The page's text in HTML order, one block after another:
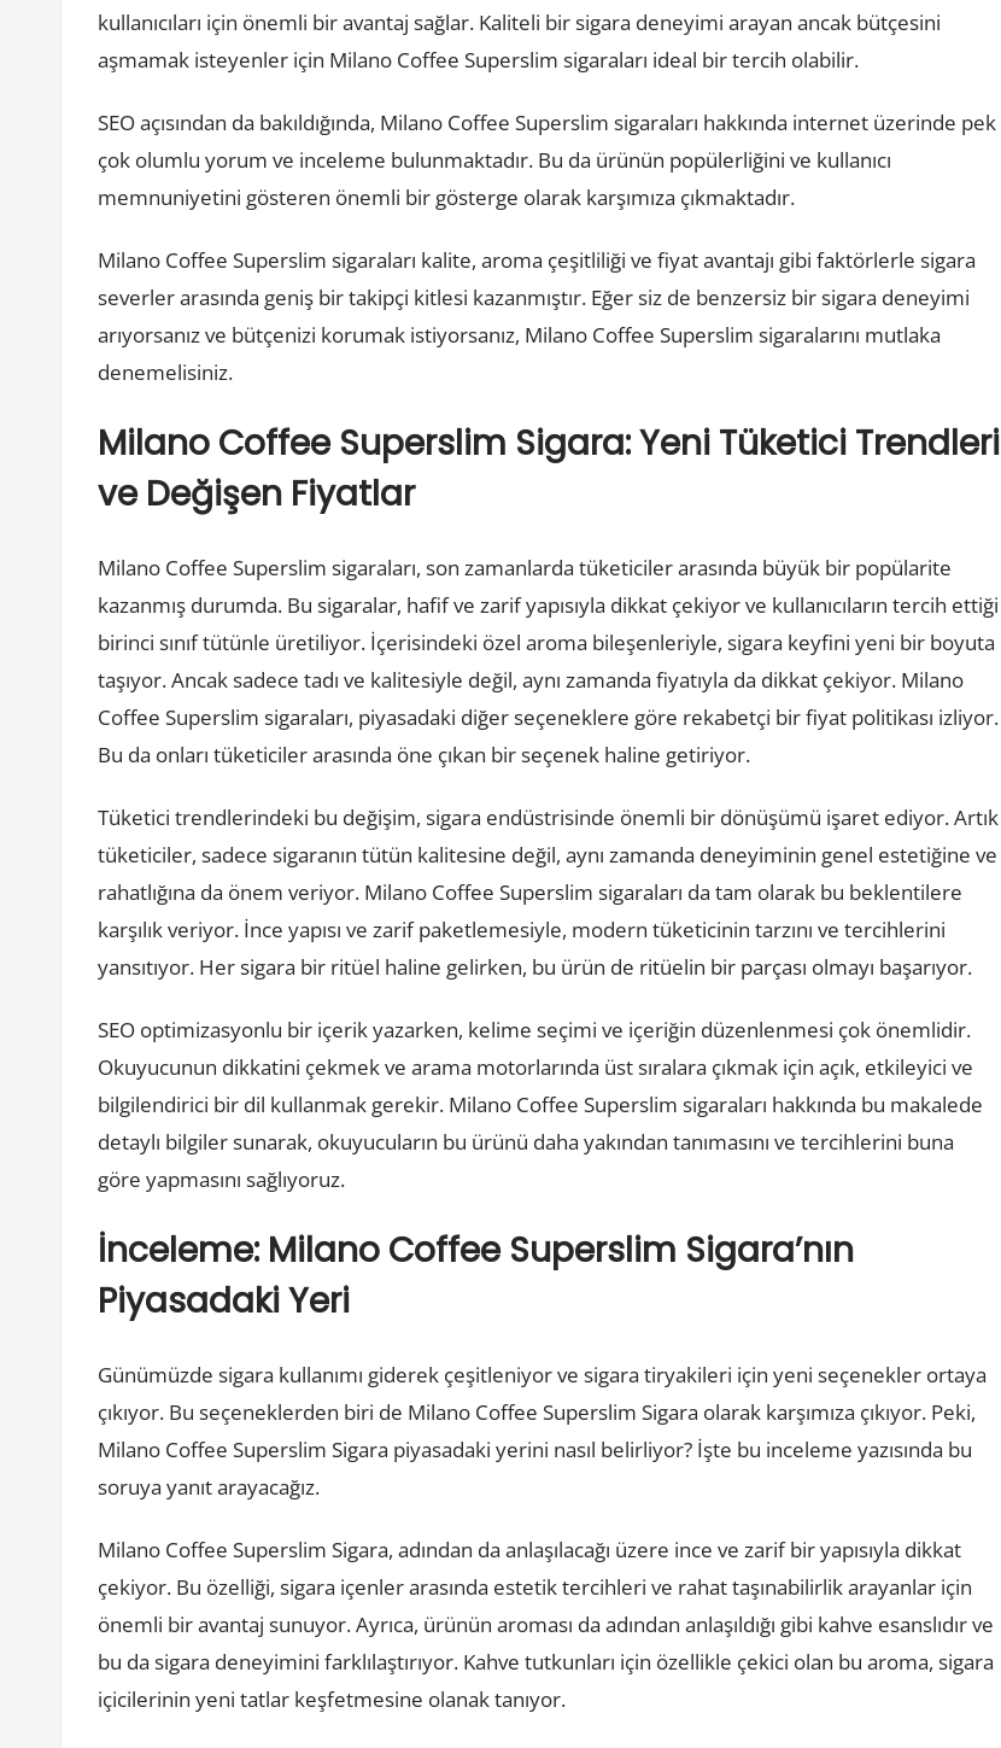
kullanıcıları için önemli bir avantaj sağlar. Kaliteli bir sigara deneyimi arayan ancak bütçesini
aşmamak isteyenler için Milano Coffee Superslim sigaraları ideal bir tercih olabilir.
SEO açısından da bakıldığında, Milano Coffee Superslim sigaraları hakkında internet üzerinde pek
çok olumlu yorum ve inceleme bulunmaktadır. Bu da ürünün popülerliğini ve kullanıcı
memnuniyetini gösteren önemli bir gösterge olarak karşımıza çıkmaktadır.
Milano Coffee Superslim sigaraları kalite, aroma çeşitliliği ve fiyat avantajı gibi faktörlerle sigara
severler arasında geniş bir takipçi kitlesi kazanmıştır. Eğer siz de benzersiz bir sigara deneyimi
arıyorsanız ve bütçenizi korumak istiyorsanız, Milano Coffee Superslim sigaralarını mutlaka
denemelisiniz.
Milano Coffee Superslim Sigara: Yeni Tüketici Trendleri
ve Değişen Fiyatlar
Milano Coffee Superslim sigaraları, son zamanlarda tüketiciler arasında büyük bir popülarite
kazanmış durumda. Bu sigaralar, hafif ve zarif yapısıyla dikkat çekiyor ve kullanıcıların tercih ettiği
birinci sınıf tütünle üretiliyor. İçerisindeki özel aroma bileşenleriyle, sigara keyfini yeni bir boyuta
taşıyor. Ancak sadece tadı ve kalitesiyle değil, aynı zamanda fiyatıyla da dikkat çekiyor. Milano
Coffee Superslim sigaraları, piyasadaki diğer seçeneklere göre rekabetçi bir fiyat politikası izliyor.
Bu da onları tüketiciler arasında öne çıkan bir seçenek haline getiriyor.
Tüketici trendlerindeki bu değişim, sigara endüstrisinde önemli bir dönüşümü işaret ediyor. Artık
tüketiciler, sadece sigaranın tütün kalitesine değil, aynı zamanda deneyiminin genel estetiğine ve
rahatlığına da önem veriyor. Milano Coffee Superslim sigaraları da tam olarak bu beklentilere
karşılık veriyor. İnce yapısı ve zarif paketlemesiyle, modern tüketicinin tarzını ve tercihlerini
yansıtıyor. Her sigara bir ritüel haline gelirken, bu ürün de ritüelin bir parçası olmayı başarıyor.
SEO optimizasyonlu bir içerik yazarken, kelime seçimi ve içeriğin düzenlenmesi çok önemlidir.
Okuyucunun dikkatini çekmek ve arama motorlarında üst sıralara çıkmak için açık, etkileyici ve
bilgilendirici bir dil kullanmak gerekir. Milano Coffee Superslim sigaraları hakkında bu makalede
detaylı bilgiler sunarak, okuyucuların bu ürünü daha yakından tanımasını ve tercihlerini buna
göre yapmasını sağlıyoruz.
İnceleme: Milano Coffee Superslim Sigara’nın
Piyasadaki Yeri
Günümüzde sigara kullanımı giderek çeşitleniyor ve sigara tiryakileri için yeni seçenekler ortaya
çıkıyor. Bu seçeneklerden biri de Milano Coffee Superslim Sigara olarak karşımıza çıkıyor. Peki,
Milano Coffee Superslim Sigara piyasadaki yerini nasıl belirliyor? İşte bu inceleme yazısında bu
soruya yanıt arayacağız.
Milano Coffee Superslim Sigara, adından da anlaşılacağı üzere ince ve zarif bir yapısıyla dikkat
çekiyor. Bu özelliği, sigara içenler arasında estetik tercihleri ve rahat taşınabilirlik arayanlar için
önemli bir avantaj sunuyor. Ayrıca, ürünün aroması da adından anlaşıldığı gibi kahve esanslıdır ve
bu da sigara deneyimini farklılaştırıyor. Kahve tutkunları için özellikle çekici olan bu aroma, sigara
içicilerinin yeni tatlar keşfetmesine olanak tanıyor.